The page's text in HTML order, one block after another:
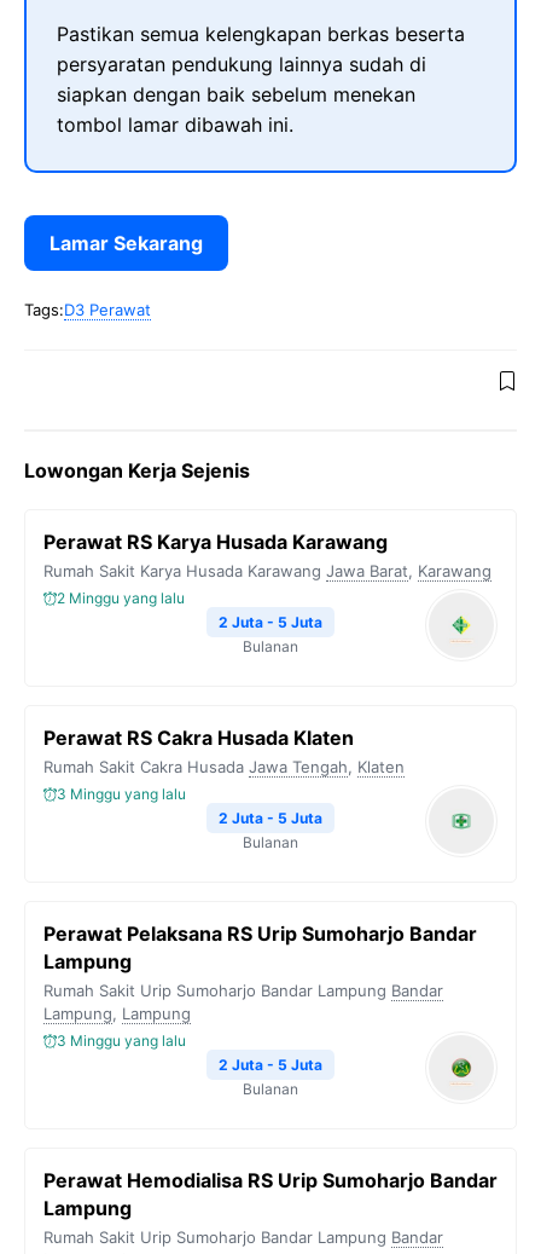
Pastikan semua kelengkapan berkas beserta
persyaratan pendukung lainnya sudah di
siapkan dengan baik sebelum menekan
tombol lamar dibawah ini.
Lamar Sekarang
Tags:D3 Perawat
Lowongan Kerja Sejenis
Perawat RS Karya Husada Karawang
Rumah Sakit Karya Husada Karawang Jawa Barat, Karawang
2 Minggu yang lalu
2 Juta - 5 Juta
Bulanan
Perawat RS Cakra Husada Klaten
Rumah Sakit Cakra Husada Jawa Tengah, Klaten
3 Minggu yang lalu
2 Juta - 5 Juta
Bulanan
Perawat Pelaksana RS Urip Sumoharjo Bandar
Lampung
Rumah Sakit Urip Sumoharjo Bandar Lampung Bandar
Lampung, Lampung
3 Minggu yang lalu
2 Juta - 5 Juta
Bulanan
Perawat Hemodialisa RS Urip Sumoharjo Bandar
Lampung
Rumah Sakit Urip Sumoharjo Bandar Lampung Bandar